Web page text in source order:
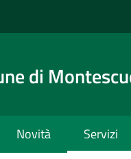
di
Novità Servizi